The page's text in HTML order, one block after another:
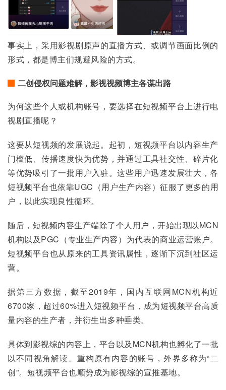
事实上，采用影视剧原声的直播方式、或调节画面比例的
形式，都是博主们规避风险的方式。
二创侵权问题难解，影视视频博主各谋出路
为何这些个人或机构账号，要选择在短视频平台上进行电
视剧直播呢？
这要从短视频的发展说起。起初，短视频平台以内容生产
门槛低、传播速度快为优势，并通过工具社交性、碎片化
等优势吸引了一批用户入驻。这些用户迅速发展壮大，各
短视频平台也依靠UGC（用户生产内容）征服了更多的用
户，以此实现良性循环。
随后，短视频内容生产端除了个人用户，开始出现以MCN
机构以及PGC（专业生产内容）为代表的商业运营账户。
短视频平台也从原来的工具资讯属性，逐渐下沉到社区运
营。
据第三方数据，截至2019年，国内互联网MCN机构近
6700家，超过60%进入短视频平台，成为短视频平台高质
量内容的生产者，并衍生出多种垂类。
具体到影视综的内容上，平台以及MCN机构也孵化了一批
以不同视角解读、重构原有内容的账号，外界多称为“二
创”。短视频平台也顺势成为影视综的宣推基地。